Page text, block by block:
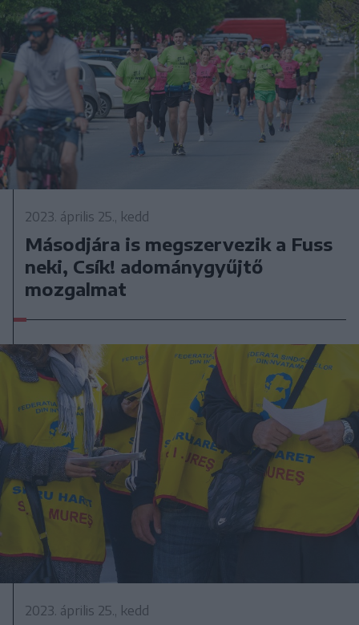
2023. április 25., kedd
Másodjára is megszervezik a Fuss
neki, Csík! adománygyűjtő
mozgalmat
2023. április 25., kedd